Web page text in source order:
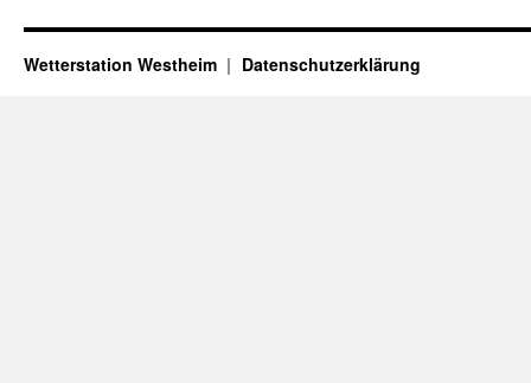
Wetterstation Westheim Datenschutzerklärung